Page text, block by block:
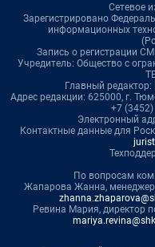
Сетевое
Зарегистрировано
информационных
Запись о регистрации
Учредитель: Общество с
Главный
Адрес редакции: 625000, г.
+7
Электронный
Контактные данные для
По вопросам
Жапарова Жанна,
Ревина Мария, директор